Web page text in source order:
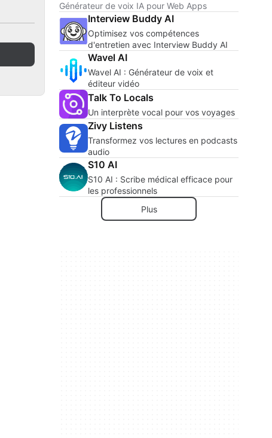
Générateur de voix IA pour Web Apps
Interview Buddy AI
Optimisez vos compétences
d'entretien avec Interview Buddy AI
Wavel AI
Wavel AI : Générateur de voix et
éditeur vidéo
Talk To Locals
Un interprète vocal pour vos voyages
Zivy Listens
Transformez vos lectures en podcasts
audio
S10 AI
S10 AI : Scribe médical efficace pour
les professionnels
Plus